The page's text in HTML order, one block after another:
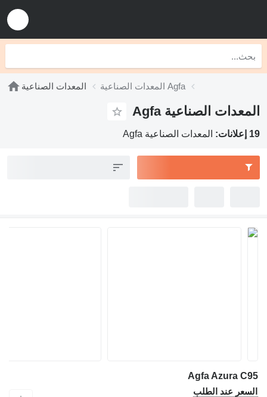
المعدات الصناعية المعدات الصناعية Agfa
المعدات الصناعية Agfa
19 إعلانات: المعدات الصناعية Agfa
Agfa Azura C95
السعر عند الطلب